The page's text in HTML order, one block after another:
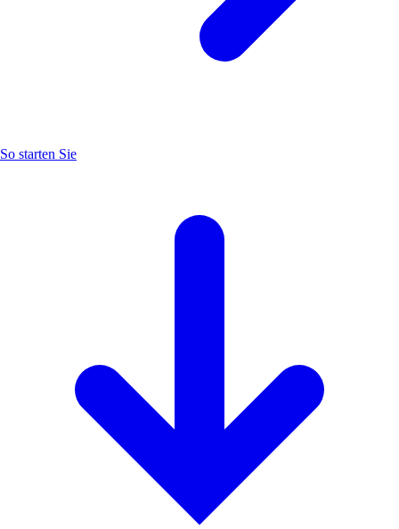
So starten Sie